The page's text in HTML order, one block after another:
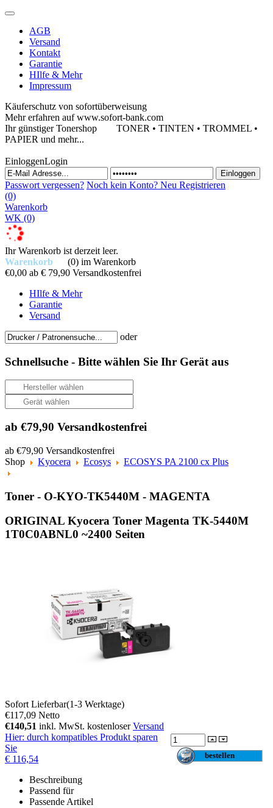
AGB
Versand
Kontakt
Garantie
HIlfe & Mehr
Impressum
Käuferschutz von sofortüberweisung
Mehr erfahren auf www.sofort-bank.com
Ihr günstiger Tonershop TONER • TINTEN • TROMMEL •
PAPIER und mehr...
EinloggenLogin
Passwort vergessen? Noch kein Konto? Neu Registrieren
(0)
Warenkorb
WK (0)
Ihr Warenkorb ist derzeit leer.
Warenkorb
(0) im Warenkorb
€0,00 ab € 79,90 Versandkostenfrei
HIlfe & Mehr
Garantie
Versand
oder
Schnellsuche - Bitte wählen Sie Ihr Gerät aus
ab €79,90 Versandkostenfrei
ab €79,90 Versandkostenfrei
Shop
Kyocera Ecosys ECOSYS PA 2100 cx Plus
Toner - O-KYO-TK5440M - MAGENTA
ORIGINAL Kyocera Toner Magenta TK-5440M
1T0C0ABNL0 ~2400 Seiten
Sofort Lieferbar(1-3 Werktage)
€117,09 Netto
€140,51 inkl. MwSt. kostenloserVersand
Hier: durch kompatibles Produkt sparen
Sie
€ 116,54
Beschreibung
Passend für
Passende Artikel